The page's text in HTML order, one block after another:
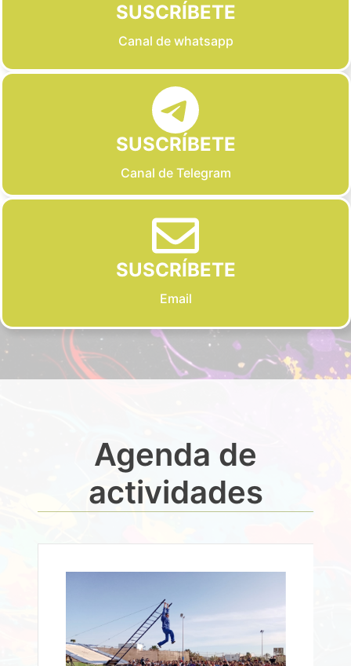
SUSCRÍBETE
Canal de whatsapp
SUSCRÍBETE
Canal de Telegram
SUSCRÍBETE
Email
Agenda de
actividades